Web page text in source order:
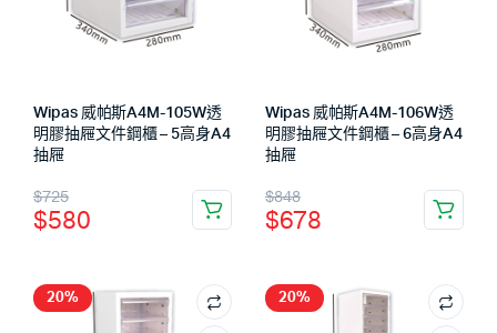
Wipas 威帕斯A4M-105W透
明膠抽屜文件鋼櫃 – 5高身A4
抽屜
$725
$580
Wipas 威帕斯A4M-106W透
明膠抽屜文件鋼櫃 – 6高身A4
抽屜
$848
$678
20% 20%